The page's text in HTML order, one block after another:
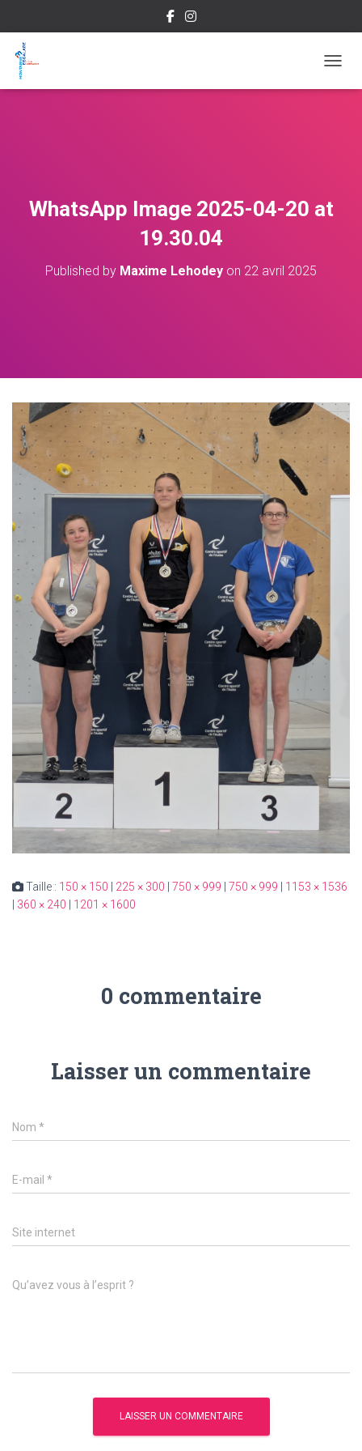
WhatsApp Image 2025-04-20 at
19.30.04
Published by Maxime Lehodey on 22 avril 2025
Taille : 150 × 150 225 × 300 750 × 999 750 × 999
1153 × 1536
360 × 240 1201 × 1600
0 commentaire
Laisser un commentaire
Nom *
E-mail *
Site internet
Qu’avez vous à l’esprit ?